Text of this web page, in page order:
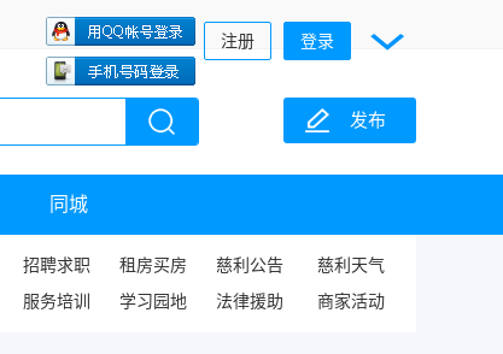
注册 登录
发布
同城
招聘求职 租房买房 慈利公告
慈利天气
服务培训
学习园地 法律援助 商家活动